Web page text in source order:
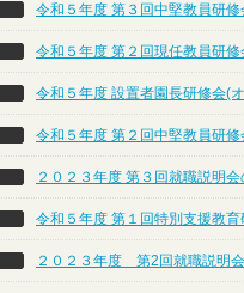
令和５年度 第３回中堅教員研修
令和５年度 第２回現任教員研修
令和５年度 設置者園長研修会(
令和５年度 第２回中堅教員研修
２０２３年度 第３回就職説明
令和５年度 第１回特別支援教育
２０２３年度 第2回就職説明会